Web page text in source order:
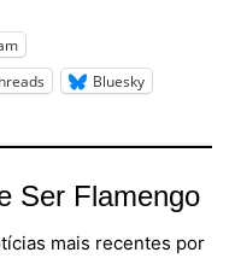
Bluesky
Ser Flamengo
mais recentes por